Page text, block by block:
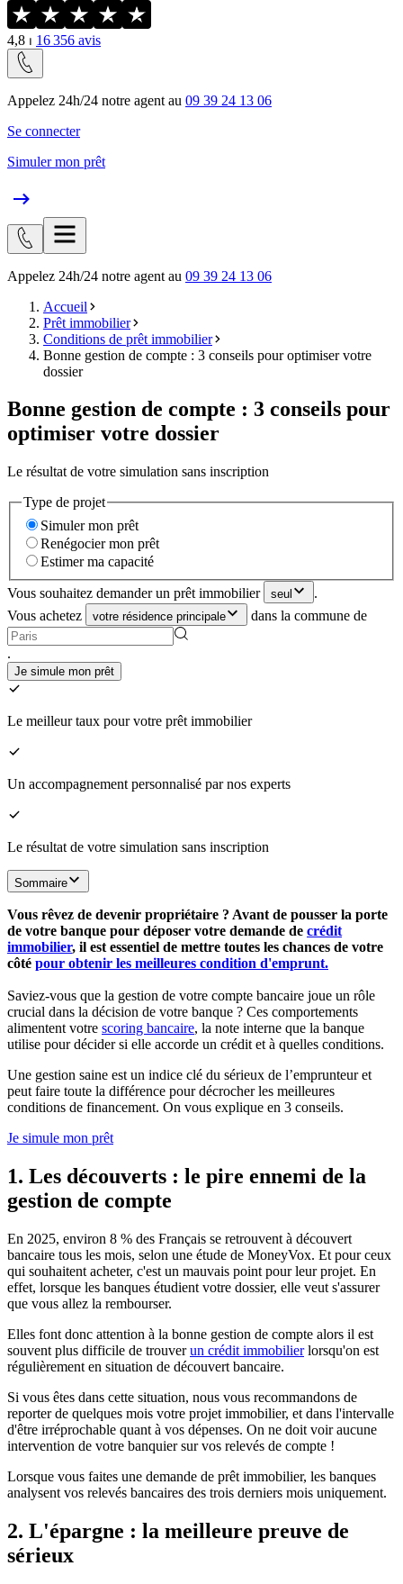
4,8 ⏐ 16 356 avis
Appelez 24h/24 notre agent au 09 39 24 13 06
Se connecter
Simuler mon prêt
Appelez 24h/24 notre agent au 09 39 24 13 06
Accueil
Prêt immobilier
Conditions de prêt immobilier
Bonne gestion de compte : 3 conseils pour optimiser votre
dossier
Bonne gestion de compte : 3 conseils pour
optimiser votre dossier
Le résultat de votre simulation sans inscription
Type de projet
Simuler mon prêt
Renégocier mon prêt
Estimer ma capacité
Vous souhaitez demander un prêt immobilier seul
.
Vous achetez
votre résidence principale dans la commune de
.
Je simule mon prêt
Le meilleur taux pour votre prêt immobilier
Un accompagnement personnalisé par nos experts
Le résultat de votre simulation sans inscription
Sommaire
Vous rêvez de devenir propriétaire ? Avant de pousser la porte
de votre banque pour déposer votre demande de crédit
immobilier, il est essentiel de mettre toutes les chances de votre
côté pour obtenir les meilleures condition d'emprunt.
Saviez-vous que la gestion de votre compte bancaire joue un rôle
crucial dans la décision de votre banque ? Ces comportements
alimentent votre scoring bancaire, la note interne que la banque
utilise pour décider si elle accorde un crédit et à quelles conditions.
Une gestion saine est un indice clé du sérieux de l’emprunteur et
peut faire toute la différence pour décrocher les meilleures
conditions de financement. On vous explique en 3 conseils.
Je simule mon prêt
1. Les découverts : le pire ennemi de la
gestion de compte
En 2025, environ 8 % des Français se retrouvent à découvert
bancaire tous les mois, selon une étude de MoneyVox. Et pour ceux
qui souhaitent acheter, c'est un mauvais point pour leur projet. En
effet, lorsque les banques étudient votre dossier, elle veut s'assurer
que vous allez la rembourser.
Elles font donc attention à la bonne gestion de compte alors il est
souvent plus difficile de trouverun crédit immobilierlorsqu'on est
régulièrement en situation de découvert bancaire.
Si vous êtes dans cette situation, nous vous recommandons de
reporter de quelques mois votre projet immobilier, et dans l'intervalle
d'être irréprochable quant à vos dépenses. On ne doit voir aucune
intervention de votre banquier sur vos relevés de compte !
Lorsque vous faites une demande de prêt immobilier, les banques
analysent vos relevés bancaires des trois derniers mois uniquement.
2. L'épargne : la meilleure preuve de
sérieux